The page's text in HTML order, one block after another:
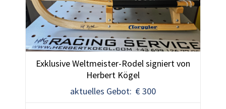
Exklusive Weltmeister-Rodel signiert von
Herbert Kögel
aktuelles Gebot: € 300